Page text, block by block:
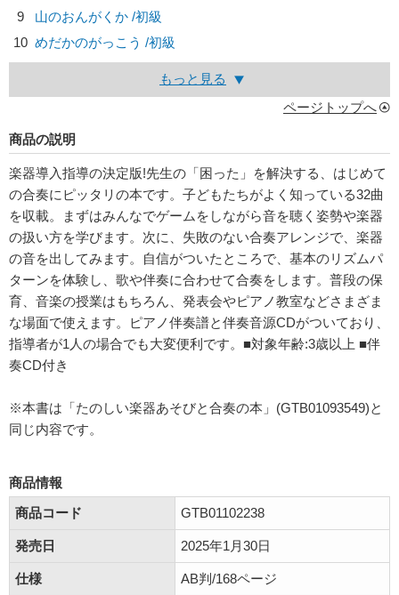
9
山のおんがくか /初級
10 めだかのがっこう /初級
もっと見る
ページトップへ
商品の説明
楽器導入指導の決定版!先生の「困った」を解決する、はじめて
の合奏にピッタリの本です。子どもたちがよく知っている32曲
を収載。まずはみんなでゲームをしながら音を聴く姿勢や楽器
の扱い方を学びます。次に、失敗のない合奏アレンジで、楽器
の音を出してみます。自信がついたところで、基本のリズムパ
ターンを体験し、歌や伴奏に合わせて合奏をします。普段の保
育、音楽の授業はもちろん、発表会やピアノ教室などさまざま
な場面で使えます。ピアノ伴奏譜と伴奏音源CDがついており、
指導者が1人の場合でも大変便利です。■対象年齢:3歳以上 ■伴
奏CD付き
※本書は「たのしい楽器あそびと合奏の本」(GTB01093549)と
同じ内容です。
商品情報
商品コード
GTB01102238
発売日 2025年1月30日
仕様 AB判/168ページ